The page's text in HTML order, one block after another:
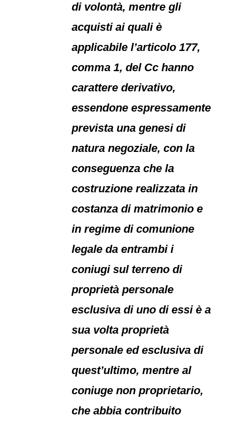
di volontà, mentre gli
acquisti ai quali è
applicabile l’articolo 177,
comma 1, del Cc hanno
carattere derivativo,
essendone espressamente
prevista una genesi di
natura negoziale, con la
conseguenza che la
costruzione realizzata in
costanza di matrimonio e
in regime di comunione
legale da entrambi i
coniugi sul terreno di
proprietà personale
esclusiva di uno di essi è a
sua volta proprietà
personale ed esclusiva di
quest’ultimo, mentre al
coniuge non proprietario,
che abbia contribuito